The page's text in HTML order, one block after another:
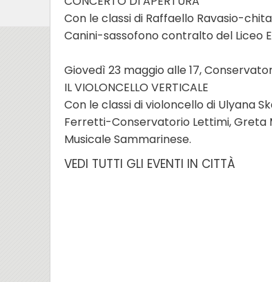
Con le classi di Raffaello Ravasio-
Canini-sassofono contralto del Liceo
Giovedì 23 maggio alle 17,
IL VIOLONCELLO VERTICALE
Con le classi di violoncello di Ulyana
Ferretti-Conservatorio Lettimi, Greta
Musicale Sammarinese.
VEDI TUTTI GLI EVENTI IN CITTÀ